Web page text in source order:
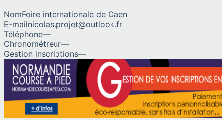
NomFoire internationale de Caen
E-mailnicolas.projet@outlook.fr
Téléphone—
Chronométreur—
Gestion inscriptions—